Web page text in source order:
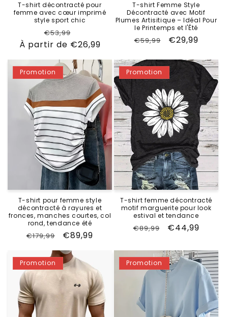
T-shirt décontracté pour
femme avec cœur imprimé
style sport chic
Prix
habituel
€53,99
promotionnel
À partir de €26,99
T-shirt Femme Style
Décontracté avec Motif
Plumes Artisitique – Idéal Pour
le Printemps et l'Été
Prix
€59,99
Prix
€29,99
Promotion
T-shirt pour femme style
décontracté à rayures et
fronces, manches courtes, col
rond, tendance été
Prix
habituel
€179,99
Prix
promotionnel
€89,99
Promotion
T-shirt femme décontracté
motif marguerite pour look
estival et tendance
Prix
€89,99
Prix
€44,99
Promotion Promotion